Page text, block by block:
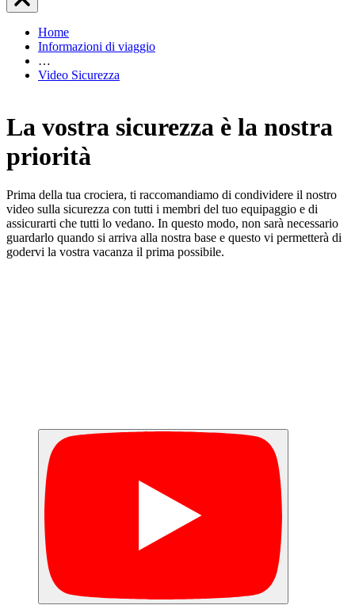
Home
Informazioni di viaggio
…
Video Sicurezza
La vostra sicurezza è la nostra
priorità
Prima della tua crociera, ti raccomandiamo di condividere il nostro
video sulla sicurezza con tutti i membri del tuo equipaggio e di
assicurarti che tutti lo vedano. In questo modo, non sarà necessario
guardarlo quando si arriva alla nostra base e questo vi permetterà di
godervi la vostra vacanza il prima possibile.